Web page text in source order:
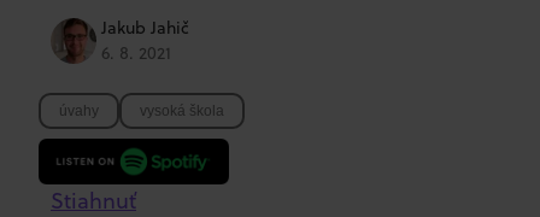
Jakub Jahič
6. 8. 2021
úvahy vysoká škola
Stiahnuť